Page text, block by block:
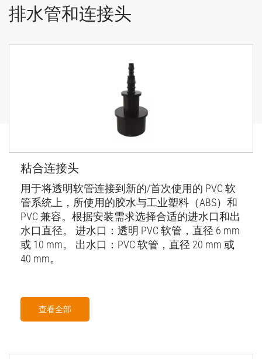
排水管和连接头
粘合连接头
用于将透明软管连接到新的/首次使用的 PVC 软
管系统上，所使用的胶水与工业塑料（ABS）和
PVC 兼容。根据安装需求选择合适的进水口和出
水口直径。 进水口：透明 PVC 软管，直径 6 mm
或 10 mm。 出水口：PVC 软管，直径 20 mm 或
40 mm。
查看全部